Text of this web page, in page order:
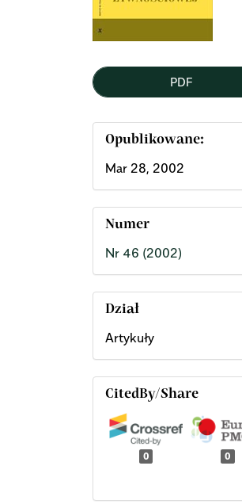
PDF
Opublikowane:
Mar 28, 2002
Numer
Nr 46 (2002)
Dział
Artykuły
CitedBy/Share
0 0